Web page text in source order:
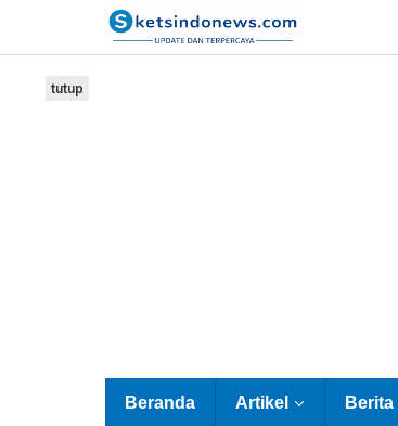
Beranda Artikel Berita
tutup